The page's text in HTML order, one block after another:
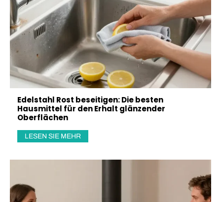
Edelstahl Rost beseitigen: Die besten
Hausmittel für den Erhalt glänzender
Oberflächen
LESEN SIE MEHR